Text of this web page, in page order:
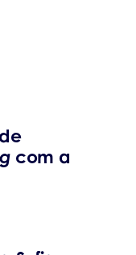
com a